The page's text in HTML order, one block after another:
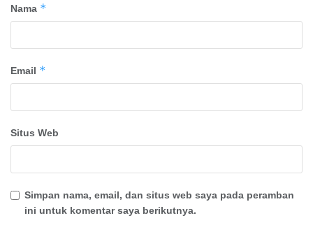
Nama *
Email *
Situs Web
Simpan nama, email, dan situs web saya pada peramban
ini untuk komentar saya berikutnya.